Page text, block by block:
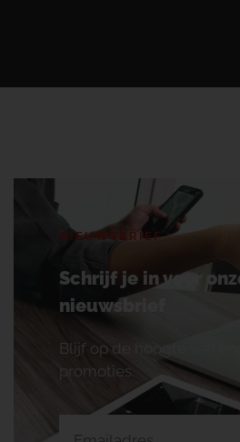
NIEUWSBRIEF
Schrijf je in voor
nieuwsbrief
Blijf op de hoogte van
promoties.